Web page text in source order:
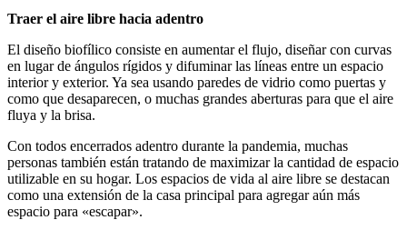
Traer el aire libre hacia adentro
El diseño biofílico consiste en aumentar el flujo, diseñar con curvas
en lugar de ángulos rígidos y difuminar las líneas entre un espacio
interior y exterior. Ya sea usando paredes de vidrio como puertas y
como que desaparecen, o muchas grandes aberturas para que el aire
fluya y la brisa.
Con todos encerrados adentro durante la pandemia, muchas
personas también están tratando de maximizar la cantidad de espacio
utilizable en su hogar. Los espacios de vida al aire libre se destacan
como una extensión de la casa principal para agregar aún más
espacio para «escapar».